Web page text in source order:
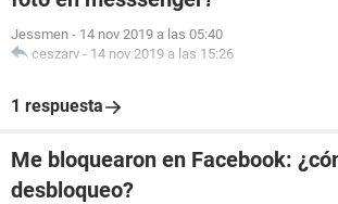
Jessmen - 14 nov 2019 a las 05:40
ceszarv - 14 nov 2019 a las 15:26
1 respuesta
Me bloquearon en Facebook:
desbloqueo?